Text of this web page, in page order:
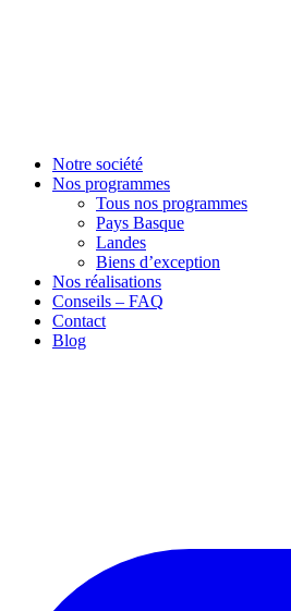
Notre société
Nos programmes
Tous nos programmes
Pays Basque
Landes
Biens d’exception
Nos réalisations
Conseils – FAQ
Contact
Blog